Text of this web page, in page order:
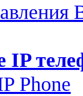
IP
Phone